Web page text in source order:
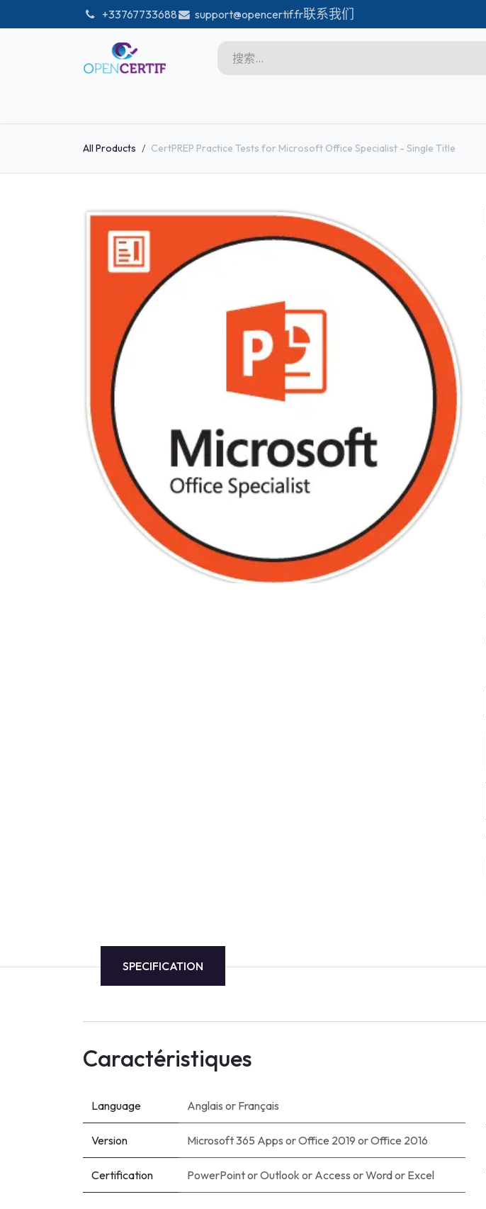
+33767733688 support@opencertif.fr联系我们
Microsoft
Unity
GitHub
DataBricks-certif
Ec-Council
Autodesk
ESB
ITS
Intuit
Microsoft Excel Débutant
Microsoft Excel Associate
Power Bi
Création d'entreprise
Création de Site
Webmarketing & Réseaux
Intelligence Artificielle
All Products CertPREP Practice Tests for Microsoft Office Specialist - Single Title
SPECIFICATION
Caractéristiques
Language Anglais or Français
Version Microsoft 365 Apps orOffice 2019 orOffice 2016
Certification PowerPointorOutlook or Access orWordor Excel